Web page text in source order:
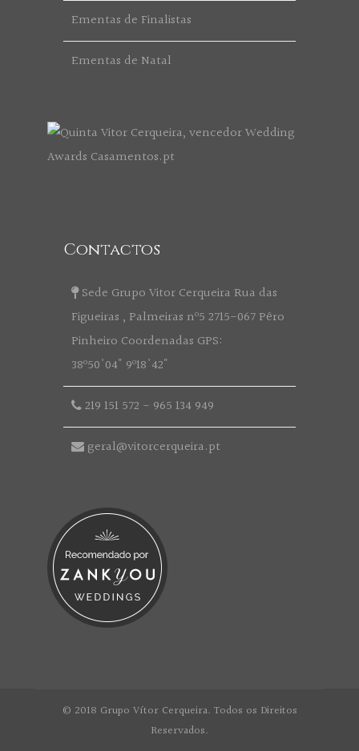
Ementas de Finalistas
Ementas de Natal
Contactos
Sede Grupo Vitor Cerqueira Rua das
Figueiras , Palmeiras nº5 2715-067 Pêro
Pinheiro Coordenadas GPS:
38º50'04" 9º18'42"
219 151 572 - 965 134 949
geral@vitorcerqueira.pt
© 2018 Grupo Vítor Cerqueira. Todos os Direitos
Reservados.